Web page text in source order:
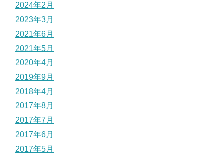
2024年2月
2023年3月
2021年6月
2021年5月
2020年4月
2019年9月
2018年4月
2017年8月
2017年7月
2017年6月
2017年5月